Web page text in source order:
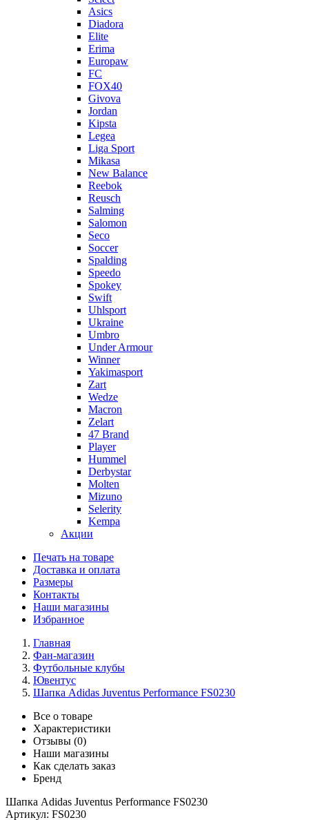
Asics
Diadora
Elite
Erima
Europaw
FC
FOX40
Givova
Jordan
Kipsta
Legea
Liga Sport
Mikasa
New Balance
Reebok
Reusch
Salming
Salomon
Seco
Soccer
Spalding
Speedo
Spokey
Swift
Uhlsport
Ukraine
Umbro
Under Armour
Winner
Yakimasport
Zart
Wedze
Macron
Zelart
47 Brand
Player
Hummel
Derbystar
Molten
Mizuno
Selerity
Kempa
Акции
Печать на товаре
Доставка и оплата
Размеры
Контакты
Наши магазины
Избранное
Главная
Фан-магазин
Футбольные клубы
Ювентус
Шапка Adidas Juventus Performance FS0230
Все о товаре
Характеристики
Отзывы (0)
Наши магазины
Как сделать заказ
Бренд
Шапка Adidas Juventus Performance FS0230
Артикул: FS0230